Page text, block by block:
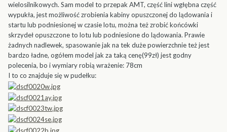
wielosilnikowych. Sam model to przepak AMT, część lini wgłębna część
wypukła, jest możliwość zrobienia kabiny opuszczonej do lądowania i
startu lub podniesionej w czasie lotu, można też zrobić końcówki
skrzydeł opuszczone to lotu lub podniesione do lądowania. Prawie
żadnych nadlewek, spasowanie jak na tek duże powierzchnie też jest
bardzo ładne, ogółem model jak za taką cenę(99zł) jest godny
polecenia, bo i wymiary robią wrażenie: 78cm
I to co znajduje się w pudełku: